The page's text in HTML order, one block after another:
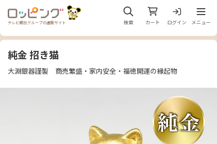
テレビ朝日グループの通販サイト 検索 カート ログイン
メニ
メニュー
純金 招き猫
大淵銀器謹製 商売繁盛・家内安全・福徳開運の縁起物